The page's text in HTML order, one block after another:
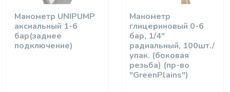
Манометр UNIPUMP
аксиальный 1-6
бар(заднее
подключение)
Манометр
глицериновый 0-6
бар, 1/4"
радиальный, 100шт./
упак. (боковая
резьба) (пр-во
"GreenPlains")